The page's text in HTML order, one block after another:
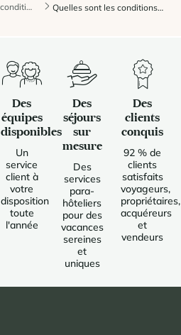
Réservation et conditions de séjour Quelles sont les conditions de paiement ?
Des
équipes
disponibles
Un
service
client à
votre
disposition
toute
l'année
Des
séjours
sur
mesure
Des
services
para-
hôteliers
pour des
vacances
sereines
et
uniques
Des
clients
conquis
92 % de
clients
satisfaits
voyageurs,
propriétaires,
acquéreurs
et
vendeurs